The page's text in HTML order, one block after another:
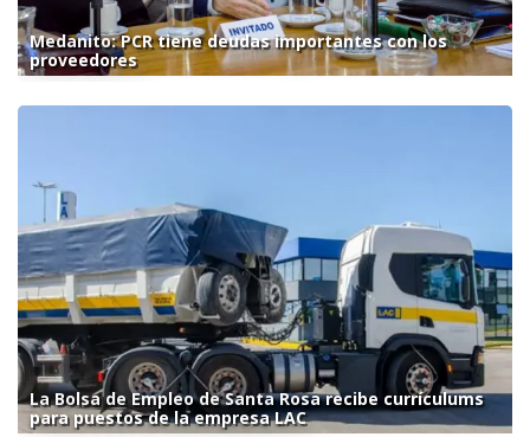
Medanito: PCR tiene deudas importantes con los
proveedores
La Bolsa de Empleo de Santa Rosa recibe currículums
para puestos de la empresa LAC